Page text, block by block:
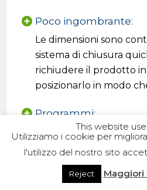
Poco ingombrante:
Le dimensioni sono
sistema di chiusura
richiudere il prodotto
posizionarlo in modo
Programmi:
Si possono scegliere
tipologie di
da trovare quella più
This website
Utilizziamo i cookie per
l'utilizzo del nostro sito
Reject Maggiori